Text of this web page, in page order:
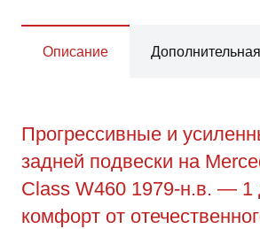
Описание
Прогрессивные и
задней подвески на
Class W460 1979-н.в. —
комфорт от